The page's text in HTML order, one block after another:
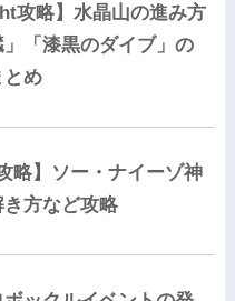
攻略】水晶山の進み方
」「漆黒のダイブ」の
とめ
略】ソー・ナイーゾ神
方など攻略